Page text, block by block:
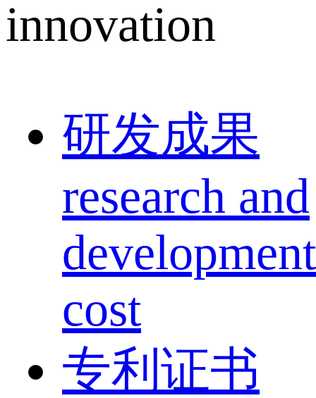
innovation
研发成果
research and
development
cost
专利证书